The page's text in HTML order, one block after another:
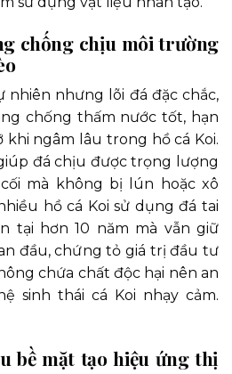
chống chịu môi trường
nhiên nhưng lõi đá đặc chắc,
chống thấm nước tốt, hạn
ngâm lâu trong hồ cá Koi.
đá chịu được trọng lượng
mà không bị lún hoặc xô
hồ cá Koi sử dụng đá tai
tại hơn 10 năm mà vẫn giữ
đầu, chứng tỏ giá trị đầu tư
chứa chất độc hại nên an
sinh thái cá Koi nhạy cảm.
bề mặt tạo hiệu ứng thị